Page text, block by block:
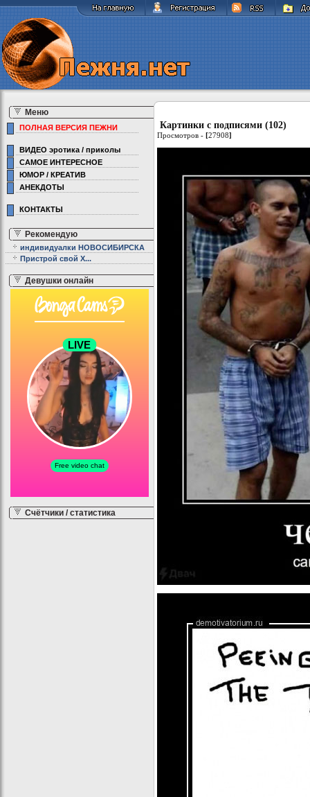
Меню
ПОЛНАЯ ВЕРСИЯ ПЕЖНИ
ВИДЕО эротика / приколы
САМОЕ ИНТЕРЕСНОЕ
ЮМОР / КРЕАТИВ
АНЕКДОТЫ
КОНТАКТЫ
Рекомендую
индивидуалки НОВОСИБИРСКА
Пристрой свой Х...
Девушки онлайн
Счётчики / статистика
Картинки с подписями (102)
Просмотров - [27908]